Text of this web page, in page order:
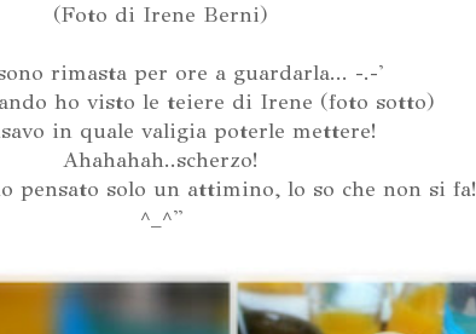
(Foto di Irene Berni)
rimasta per ore a guardarla... -.-'
ho visto le teiere di Irene (foto sotto)
in quale valigia poterle mettere!
Ahahahah..scherzo!
pensato solo un attimino, lo so che non si fa!
^_^''